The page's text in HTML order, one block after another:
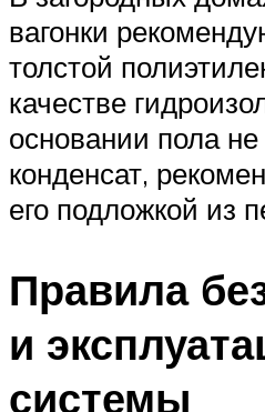
вагонки
толстой
качестве
основании пола
конденсат,
его подложкой из
Правила
и
системы